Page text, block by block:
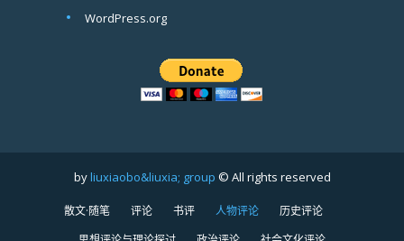
WordPress.org
byliuxiaobo&liuxia; group © All rights reserved
散文·随笔 评论 书评 人物评论
历史评论